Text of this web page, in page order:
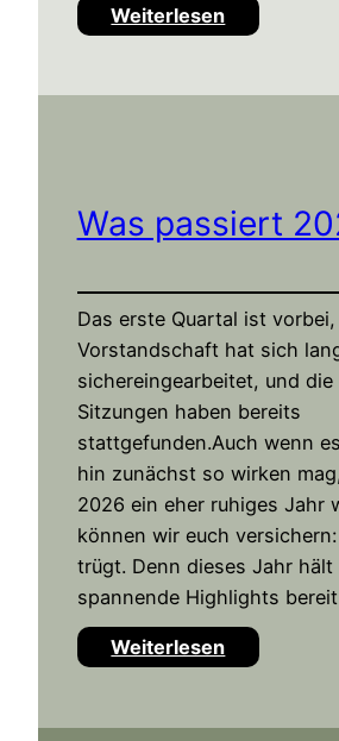
Weiterlesen:
C
s
v
a
Was passiert
Das erste Quartal ist
Vorstandschaft hat sich
sichereingearbeitet, und die
Sitzungen haben bereits
stattgefunden.Auch wenn
hin zunächst so wirken
2026 ein eher ruhiges Jahr
können wir euch
trügt. Denn dieses Jahr hält
spannende Highlights
Weiterlesen:
W
s